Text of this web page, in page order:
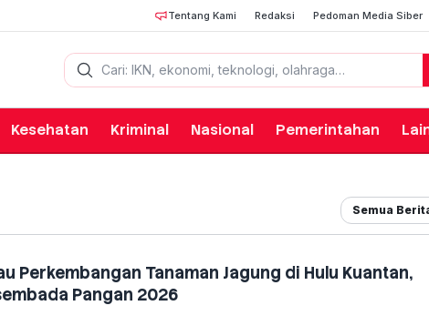
Tentang Kami Redaksi Pedoman Media Siber
Cari berita
Kesehatan Kriminal Nasional Pemerintahan
Semua
Perkembangan Tanaman Jagung di Hulu Kuantan,
Pangan 2026